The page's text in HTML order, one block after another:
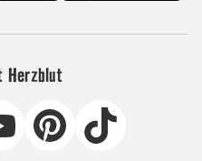
Herzblut